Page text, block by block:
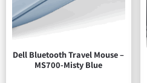
Dell Bluetooth Travel Mouse –
MS700-Misty Blue